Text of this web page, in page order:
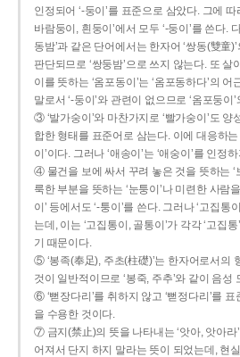
인정되어 ‘-둥이’를 표준으로 삼았다. 그에
바람둥이, 흰둥이’에서 모두 ‘-둥이’를 쓴다.
동밤’과 같은 단어에서는 한자어 ‘쌍동(雙童
판단되므로 ‘쌍둥밤’으로 쓰지 않는다. 또
이를 뜻하는 ‘옴포동이’는 ‘옴포동하다’의 어
말로서 ‘-둥이’와 관련이 없으므로 ‘옴포둥이
③ ‘발가숭이’와 마찬가지로 ‘빨가숭이’도 양
합한 형태를 표준어로 삼는다. 이에 대응하
이’이다. 그러나 ‘애송이’는 ‘애숭이’를 인정
④ 물건을 보에 싸서 꾸려 놓은 것을 뜻하는 ‘
룩한 부분을 뜻하는 ‘눈퉁이’나 미련한 사람
이’ 등에서도 ‘-퉁이’를 쓴다. 그러나 ‘고집통
는데, 이는 ‘고집통이, 골통이’가 각각 ‘고집통
기 때문이다.
⑤ ‘봉족(奉足), 주초(柱礎)’는 한자어로서의
것이 일반적이므로 ‘봉죽, 주추’와 같이 음성
⑥ ‘뻗장다리’를 취하지 않고 ‘뻗정다리’를
을 수용한 것이다.
⑦ 금지(禁止)의 뜻을 나타내는 ‘앗아, 앗아라
어져서 단지 하지 말라는 뜻이 되었는데, 현